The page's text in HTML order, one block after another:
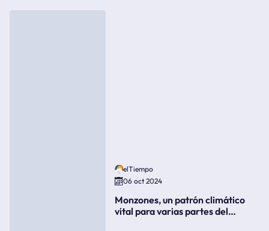
elTiempo
06 oct 2024
Monzones, un patrón climático
vital para varias partes del